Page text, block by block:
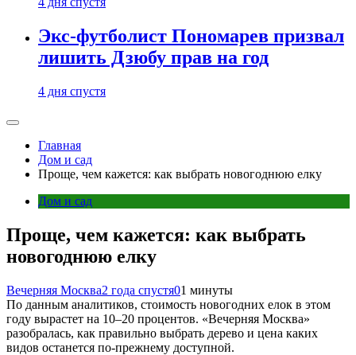
Экс-футболист Пономарев призвал
лишить Дзюбу прав на год
4 дня спустя
Главная
Дом и сад
Проще, чем кажется: как выбрать новогоднюю елку
Дом и сад
Проще, чем кажется: как выбрать
новогоднюю елку
Вечерняя Москва2 года спустя01 минуты
По данным аналитиков, стоимость новогодних елок в этом
году вырастет на 10–20 процентов. «Вечерняя Москва»
разобралась, как правильно выбрать дерево и цена каких
видов останется по-прежнему доступной.